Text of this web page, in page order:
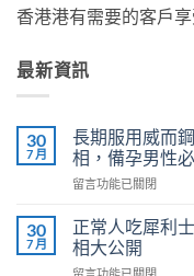
香港港有需要的客戶
最新資訊
30
7 月
長期服用威而
相，備孕男性
在
期
服
用
留言功能已關閉
30
7 月
正常人吃犀利
相大公開
在